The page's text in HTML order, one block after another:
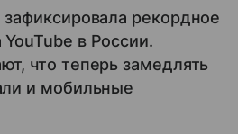
зафиксировала рекордное
в России.
что теперь замедлять
и мобильные